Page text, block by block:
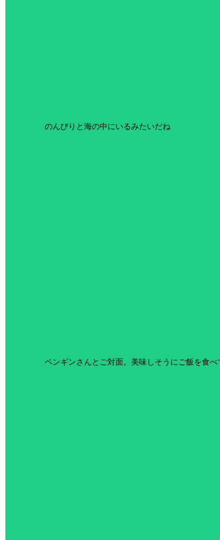
のんびりと海の中にいるみたいだね
ペンギンさんとご対面。美味しそうにご飯を食